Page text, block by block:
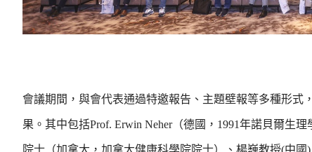
會議期間，與會代表通過特邀報告、主題壁報等多種形
果。其中包括Prof. Erwin Neher（德國，1991年諾貝爾生
院士（加拿大，加拿大健康科學院院士）、楊巍教授(中國)